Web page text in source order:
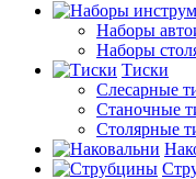
Наборы
Наборы
Тиски
Слесарные
Станочные
Столярные